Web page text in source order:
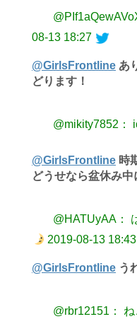
08-13 18:27
@GirlsFrontline あ
どります！
@mikity7852：
@GirlsFrontline 時
どうせなら盆休み中
@HATUyAA：
2019-08-13 18:43
@GirlsFrontline う
@rbr12151：